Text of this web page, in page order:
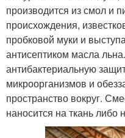
производится из смол и
происхождения,
пробковой муки и
антисептиком масла
антибактериальную
микроорганизмов и
пространство вокруг.
наносится на ткань либо